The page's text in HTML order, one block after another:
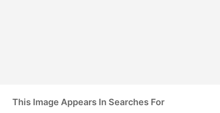
This Image Appears In Searches For